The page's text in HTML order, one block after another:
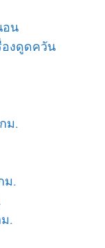
อน
องดูดควัน
ม.
ม.
.